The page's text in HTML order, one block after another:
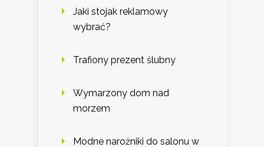
Jaki stojak reklamowy
wybrać?
Trafiony prezent ślubny
Wymarzony dom nad
morzem
Modne narożniki do salonu w